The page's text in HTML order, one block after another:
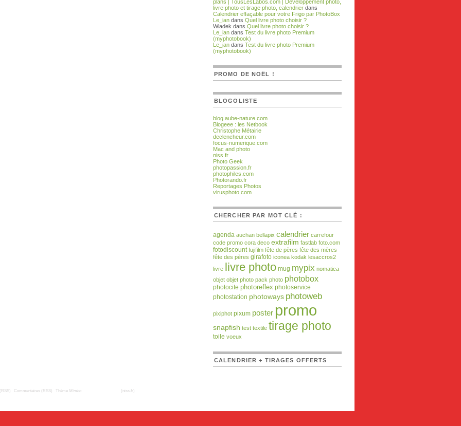
plans | TousLesLabos.com | Developpement photo,
livre photo et tirage photo, calendrier dans
Calendrier effaçable pour votre Frigo par PhotoBox
Le_ian dans Quel livre photo choisir ?
Wladek dans Quel livre photo choisir ?
Le_ian dans Test du livre photo Premium
(myphotobook)
Le_ian dans Test du livre photo Premium
(myphotobook)
PROMO DE NOËL !
BLOGOLISTE
blog.aube-nature.com
Blogeee : les Netbook
Christophe Métairie
declencheur.com
focus-numerique.com
Mac and photo
niss.fr
Photo Geek
photopassion.fr
photophiles.com
Photorando.fr
Reportages Photos
virusphoto.com
CHERCHER PAR MOT CLÉ :
agenda auchan bellapix calendrier carrefour
code promo cora deco extrafilm fastlab foto.com
fotodiscount fujifilm fête de pères fête des mères
fête des pères girafoto iconea kodak lesaccros2
livre livre photo mug mypix nomatica
objet objet photo pack photo photobox
photocite photoreflex photoservice
photostation photoways photoweb
pixiphot pixum poster promo
snapfish test textile tirage photo
toile voeux
CALENDRIER + TIRAGES OFFERTS
Commentaires (RSS) Thème Mimbo (niss.fr)